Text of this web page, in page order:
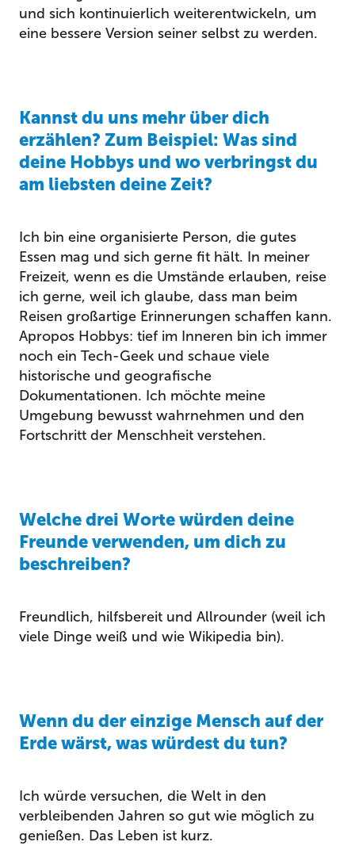
und sich kontinuierlich weiterentwickeln, um
eine bessere Version seiner selbst zu werden.
Kannst du uns mehr über dich
erzählen? Zum Beispiel: Was sind
deine Hobbys und wo verbringst du
am liebsten deine Zeit?
Ich bin eine organisierte Person, die gutes
Essen mag und sich gerne fit hält. In meiner
Freizeit, wenn es die Umstände erlauben, reise
ich gerne, weil ich glaube, dass man beim
Reisen großartige Erinnerungen schaffen kann.
Apropos Hobbys: tief im Inneren bin ich immer
noch ein Tech-Geek und schaue viele
historische und geografische
Dokumentationen. Ich möchte meine
Umgebung bewusst wahrnehmen und den
Fortschritt der Menschheit verstehen.
Welche drei Worte würden deine
Freunde verwenden, um dich zu
beschreiben?
Freundlich, hilfsbereit und Allrounder (weil ich
viele Dinge weiß und wie Wikipedia bin).
Wenn du der einzige Mensch auf der
Erde wärst, was würdest du tun?
Ich würde versuchen, die Welt in den
verbleibenden Jahren so gut wie möglich zu
genießen. Das Leben ist kurz.